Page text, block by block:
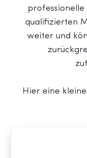
professionelle
qualifizierten
weiter und
Hier eine